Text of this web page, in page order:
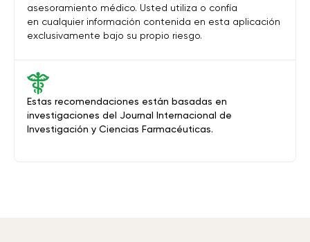
Estas recomendaciones están basadas en
investigaciones del Journal Internacional de
Investigación y Ciencias Farmacéuticas.
asesoramiento médico. Usted utiliza o confía
en cualquier información contenida en esta aplicación
exclusivamente bajo su propio riesgo.